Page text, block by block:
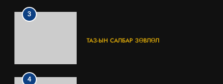
3
ТАЗ-ЫН САЛБАР ЗӨВЛӨЛ
4